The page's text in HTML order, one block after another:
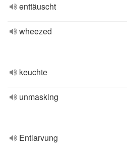
enttäuscht
wheezed
keuchte
unmasking
Entlarvung